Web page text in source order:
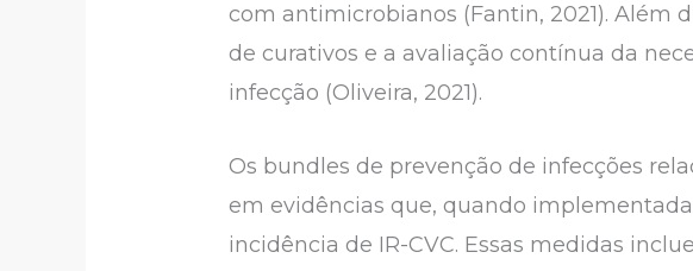
com antimicrobianos (Fantin, 2021). Além
de curativos e a avaliação contínua da
infecção (Oliveira, 2021).
Os bundles de prevenção de infecções
em evidências que, quando
incidência de IR-CVC. Essas medidas